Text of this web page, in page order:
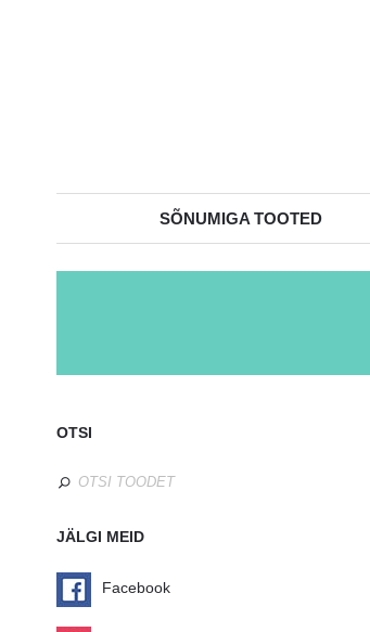
SÕNUMIGA TOOTED
OTSI
JÄLGI MEID
Facebook